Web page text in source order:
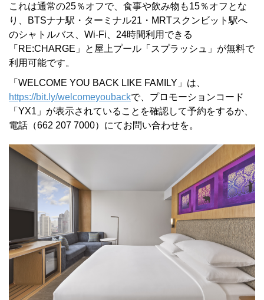
これは通常の25％オフで、食事や飲み物も15％オフとな
り、BTSナナ駅・ターミナル21・MRTスクンビット駅へ
のシャトルバス、Wi-Fi、24時間利用できる
「RE:CHARGE」と屋上プール「スプラッシュ」が無料で
利用可能です。
「WELCOME YOU BACK LIKE FAMILY」は、
https://bit.ly/welcomeyoubackで、プロモーションコード
「YX1」が表示されていることを確認して予約をするか、
電話（662 207 7000）にてお問い合わせを。